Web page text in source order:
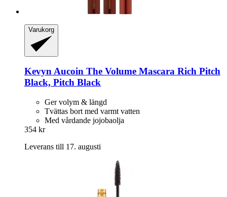
Varukorg
Kevyn Aucoin The Volume Mascara Rich Pitch
Black, Pitch Black
Ger volym & längd
Tvättas bort med varmt vatten
Med vårdande jojobaolja
354 kr
Leverans till 17. augusti